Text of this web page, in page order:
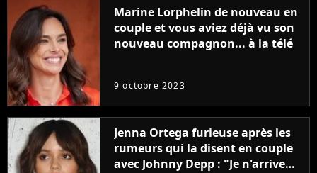
Marine Lorphelin de nouveau en
couple et vous aviez déjà vu son
nouveau compagnon... à la télé
9 octobre 2023
Jenna Ortega furieuse après les
rumeurs qui la disent en couple
avec Johnny Depp : "Je n'arrive